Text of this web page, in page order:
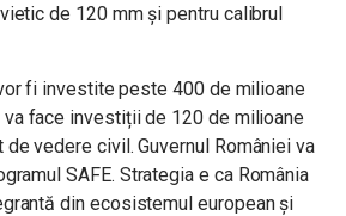
de 120 mm și pentru calibrul
fi investite peste 400 de milioane
va face investiții de 120 de milioane
de vedere civil. Guvernul României va
SAFE. Strategia e ca România
din ecosistemul european și